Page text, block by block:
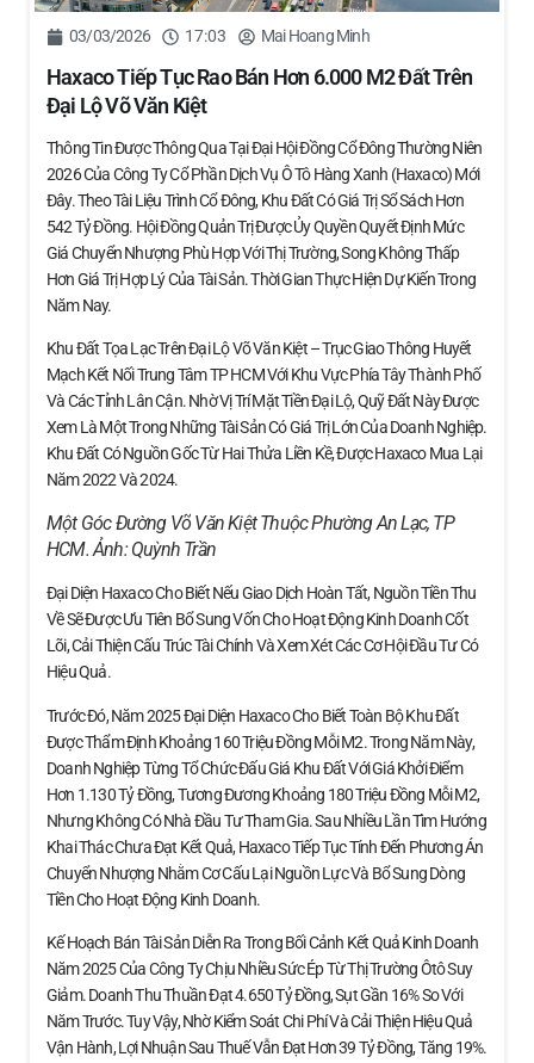
03/03/2026 17:03 Mai Hoang Minh
Haxaco Tiếp Tục Rao Bán Hơn 6.000 M2 Đất Trên
Đại Lộ Võ Văn Kiệt
Thông Tin Được Thông Qua Tại Đại Hội Đồng Cổ Đông Thường Niên
2026 Của Công Ty Cổ Phần Dịch Vụ Ô Tô Hàng Xanh (Haxaco) Mới
Đây. Theo Tài Liệu Trình Cổ Đông, Khu Đất Có Giá Trị Sổ Sách Hơn
542 Tỷ Đồng. Hội Đồng Quản Trị Được Ủy Quyền Quyết Định Mức
Giá Chuyển Nhượng Phù Hợp Với Thị Trường, Song Không Thấp
Hơn Giá Trị Hợp Lý Của Tài Sản. Thời Gian Thực Hiện Dự Kiến Trong
Năm Nay.
Khu Đất Tọa Lạc Trên Đại Lộ Võ Văn Kiệt – Trục Giao Thông Huyết
Mạch Kết Nối Trung Tâm TP HCM Với Khu Vực Phía Tây Thành Phố
Và Các Tỉnh Lân Cận. Nhờ Vị Trí Mặt Tiền Đại Lộ, Quỹ Đất Này Được
Xem Là Một Trong Những Tài Sản Có Giá Trị Lớn Của Doanh Nghiệp.
Khu Đất Có Nguồn Gốc Từ Hai Thửa Liền Kề, Được Haxaco Mua Lại
Năm 2022 Và 2024.
Một Góc Đường Võ Văn Kiệt Thuộc Phường An Lạc, TP
HCM. Ảnh:Quỳnh Trần
Đại Diện Haxaco Cho Biết Nếu Giao Dịch Hoàn Tất, Nguồn Tiền Thu
Về Sẽ Được Ưu Tiên Bổ Sung Vốn Cho Hoạt Động Kinh Doanh Cốt
Lõi, Cải Thiện Cấu Trúc Tài Chính Và Xem Xét Các Cơ Hội Đầu Tư Có
Hiệu Quả.
Trước Đó, Năm 2025 Đại Diện Haxaco Cho Biết Toàn Bộ Khu Đất
Được Thẩm Định Khoảng 160 Triệu Đồng Mỗi M2. Trong Năm Này,
Doanh Nghiệp Từng Tổ Chức Đấu Giá Khu Đất Với Giá Khởi Điểm
Hơn 1.130 Tỷ Đồng, Tương Đương Khoảng 180 Triệu Đồng Mỗi M2,
Nhưng Không Có Nhà Đầu Tư Tham Gia. Sau Nhiều Lần Tìm Hướng
Khai Thác Chưa Đạt Kết Quả, Haxaco Tiếp Tục Tính Đến Phương Án
Chuyển Nhượng Nhằm Cơ Cấu Lại Nguồn Lực Và Bổ Sung Dòng
Tiền Cho Hoạt Động Kinh Doanh.
Kế Hoạch Bán Tài Sản Diễn Ra Trong Bối Cảnh Kết Quả Kinh Doanh
Năm 2025 Của Công Ty Chịu Nhiều Sức Ép Từ Thị Trường Ôtô Suy
Giảm. Doanh Thu Thuần Đạt 4.650 Tỷ Đồng, Sụt Gần 16% So Với
Năm Trước. Tuy Vậy, Nhờ Kiểm Soát Chi Phí Và Cải Thiện Hiệu Quả
Vận Hành, Lợi Nhuận Sau Thuế Vẫn Đạt Hơn 39 Tỷ Đồng, Tăng 19%.